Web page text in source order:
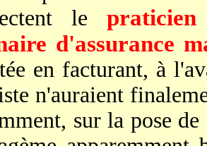
le
d'assurance
en facturant, à
n'auraient
sur la pose